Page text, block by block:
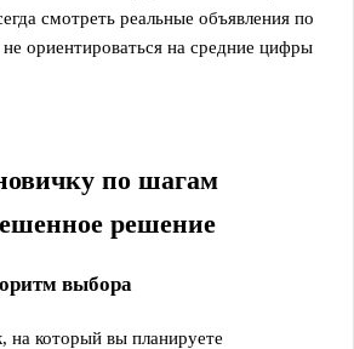
смотреть реальные объявления по
ориентироваться на средние цифры
по шагам
решение
выбора
на который вы планируете